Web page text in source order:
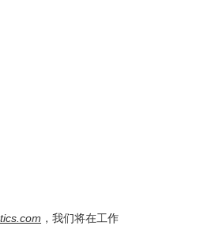
，我们将在工作